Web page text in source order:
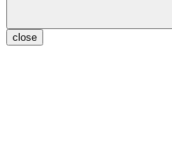
close